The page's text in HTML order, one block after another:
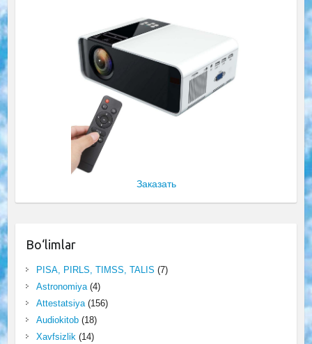
Заказать
Bo‘limlar
PISA, PIRLS, TIMSS, TALIS (7)
Astronomiya(4)
Attestatsiya(156)
Audiokitob(18)
Xavfsizlik (14)